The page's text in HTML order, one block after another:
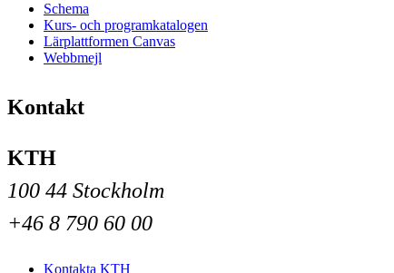
Schema
Kurs- och programkatalogen
Lärplattformen Canvas
Webbmejl
Kontakt
KTH
100 44 Stockholm
+46 8 790 60 00
Kontakta KTH